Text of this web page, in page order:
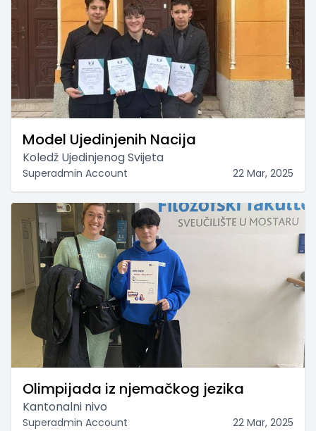
Model Ujedinjenih Nacija
Koledž Ujedinjenog Svijeta
Superadmin Account 22 Mar, 2025
Olimpijada iz njemačkog jezika
Kantonalni nivo
Superadmin Account 22 Mar, 2025